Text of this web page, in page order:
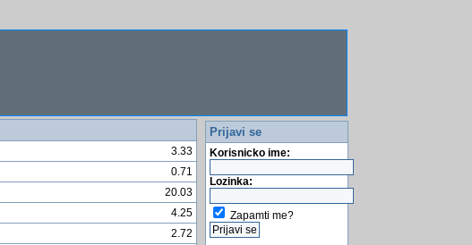
3.33
0.71
20.03
4.25
2.72
Prijavi se
Korisnicko ime:
Lozinka:
Zapamti me?